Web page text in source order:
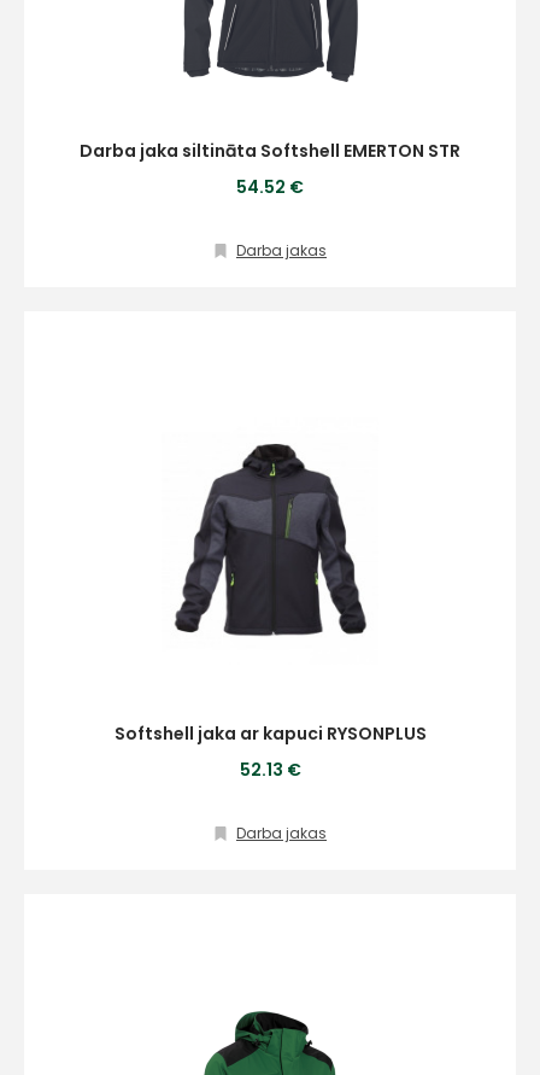
Darba jaka siltināta Softshell EMERTON STR
54.52 €
Darba jakas
Softshell jaka ar kapuci RYSONPLUS
52.13 €
Darba jakas